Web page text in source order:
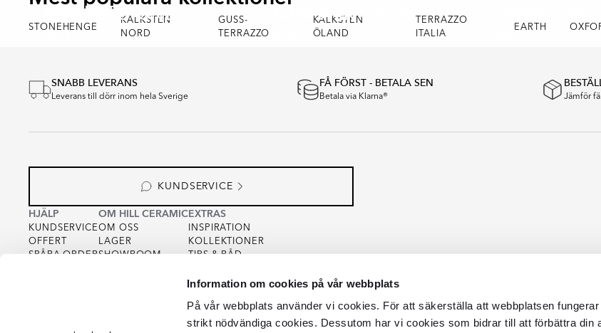
Information om cookies på vår webbplats
På vår webbplats använder vi cookies. För att säkerställa att webbplatsen
strikt nödvändiga cookies. Dessutom har vi cookies som bidrar till att förbättra din
STONEHENGE
KALKSTEN
NORD
GUSS-
TERRAZZO
KALKSTEN
ÖLAND
TERRAZZO
ITALIA
EARTH
MANHATTAN
Serie
TERRAZZO ITALIA
Serie
GARDEN STONE FLODSTEN
SNABB LEVERANS
Leverans till dörr inom hela Sverige
FÅ FÖRST - BETALA SEN
Betala via Klarna® Jämför
KUNDSERVICE
HJÄLP
KUNDSERVICE
OFFERT
SPÅRA ORDER
OM HILL CERAMIC
OM OSS
LAGER
SHOWROOM
EXTRAS
INSPIRATION
KOLLEKTIONER
TIPS & RÅD
COOKIEPOLICY